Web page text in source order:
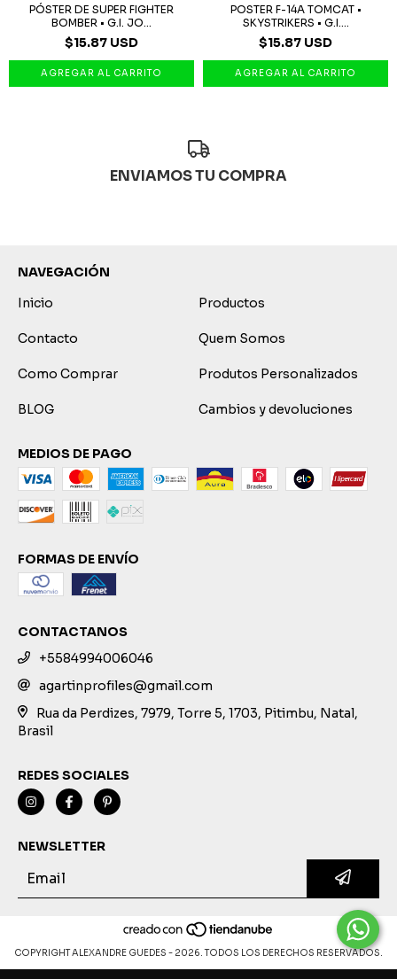
PÓSTER DE SUPER FIGHTER
BOMBER • G.I. JO...
$15.87 USD
POSTER F-14A TOMCAT •
SKYSTRIKERS • G.I....
$15.87 USD
ENVIAMOS TU COMPRA
NAVEGACIÓN
Inicio
Productos
Contacto Quem Somos
Como Comprar Produtos Personalizados
BLOG Cambios y devoluciones
MEDIOS DE PAGO
FORMAS DE ENVÍO
CONTACTANOS
+5584994006046
agartinprofiles@gmail.com
Rua da Perdizes, 7979, Torre 5, 1703, Pitimbu, Natal,
Brasil
REDES SOCIALES
NEWSLETTER
COPYRIGHT ALEXANDRE GUEDES - 2026. TODOS LOS DERECHOS RESERVADOS.